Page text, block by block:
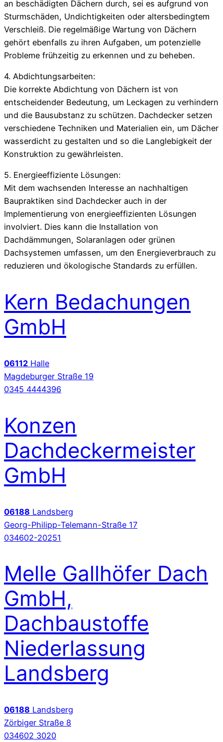
an beschädigten Dächern durch, sei es aufgrund von
Sturmschäden, Undichtigkeiten oder altersbedingtem
Verschleiß. Die regelmäßige Wartung von Dächern
gehört ebenfalls zu ihren Aufgaben, um potenzielle
Probleme frühzeitig zu erkennen und zu beheben.
4. Abdichtungsarbeiten:
Die korrekte Abdichtung von Dächern ist von
entscheidender Bedeutung, um Leckagen zu verhindern
und die Bausubstanz zu schützen. Dachdecker setzen
verschiedene Techniken und Materialien ein, um Dächer
wasserdicht zu gestalten und so die Langlebigkeit der
Konstruktion zu gewährleisten.
5. Energieeffiziente Lösungen:
Mit dem wachsenden Interesse an nachhaltigen
Baupraktiken sind Dachdecker auch in der
Implementierung von energieeffizienten Lösungen
involviert. Dies kann die Installation von
Dachdämmungen, Solaranlagen oder grünen
Dachsystemen umfassen, um den Energieverbrauch zu
reduzieren und ökologische Standards zu erfüllen.
Kern Bedachungen
GmbH
06112 Halle
Magdeburger Straße 19
0345 4444396
Konzen
Dachdeckermeister
GmbH
06188 Landsberg
Georg-Philipp-Telemann-Straße 17
034602-20251
Melle Gallhöfer Dach
GmbH,
Dachbaustoffe
Niederlassung
Landsberg
06188 Landsberg
Zörbiger Straße 8
034602 3020